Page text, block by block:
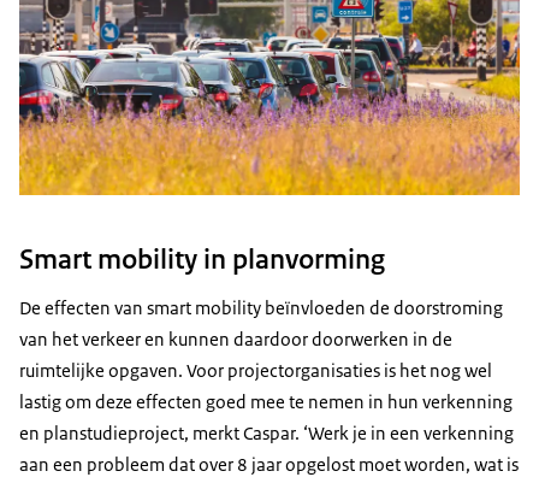
Smart mobility in planvorming
De effecten van smart mobility beïnvloeden de doorstroming
van het verkeer en kunnen daardoor doorwerken in de
ruimtelijke opgaven. Voor projectorganisaties is het nog wel
lastig om deze effecten goed mee te nemen in hun verkenning
en planstudieproject, merkt Caspar. ‘Werk je in een verkenning
aan een probleem dat over 8 jaar opgelost moet worden, wat is